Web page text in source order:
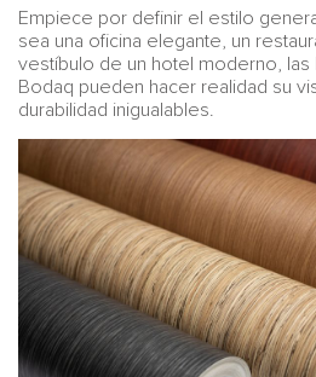
Empiece por definir el estilo
sea una oficina elegante, un
vestíbulo de un hotel moderno, las
Bodaq pueden hacer realidad su
durabilidad inigualables.